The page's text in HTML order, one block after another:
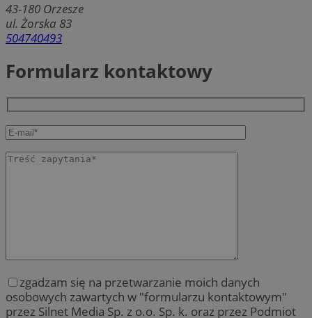
43-180 Orzesze
ul. Żorska 83
504740493
Formularz kontaktowy
zgadzam się na przetwarzanie moich danych
osobowych zawartych w "formularzu kontaktowym"
przez Silnet Media Sp. z o.o. Sp. k. oraz przez Podmiot